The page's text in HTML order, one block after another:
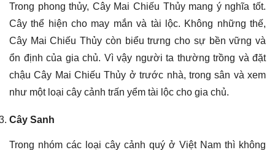
Trong phong thủy, Cây Mai Chiếu Thủy mang ý nghĩa tốt.
Cây thể hiện cho may mắn và tài lộc. Không những thế,
Cây Mai Chiếu Thủy còn biểu trưng cho sự bền vững và
ổn định của gia chủ. Vì vậy người ta thường trồng và đặt
chậu Cây Mai Chiếu Thủy ở trước nhà, trong sân và xem
như một loại cây cảnh trấn yểm tài lộc cho gia chủ.
Cây Sanh
Trong nhóm các loại cây cảnh quý ở Việt Nam thì không